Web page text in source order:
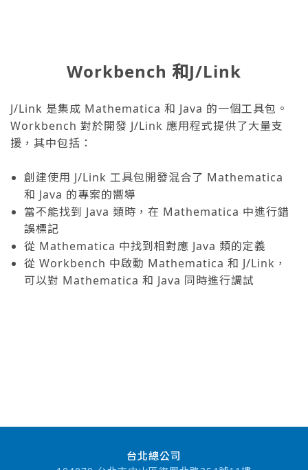
Workbench 和J/Link
J/Link 是集成 Mathematica 和 Java 的一個工具包。
Workbench 對於開發 J/Link 應用程式提供了大量支
援，其中包括：
創建使用 J/Link 工具包開發混合了 Mathematica
和 Java 的專案的嚮導
當不能找到 Java 類時，在 Mathematica 中進行錯
誤標記
從 Mathematica 中找到相對應 Java 類的定義
從 Workbench 中啟動 Mathematica 和 J/Link，
可以對 Mathematica 和 Java 同時進行調試
台北總公司